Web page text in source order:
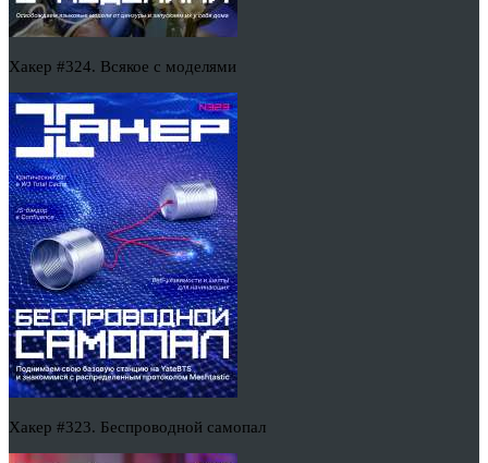
Хакер #324. Всякое с моделями
Хакер #323. Беспроводной самопал